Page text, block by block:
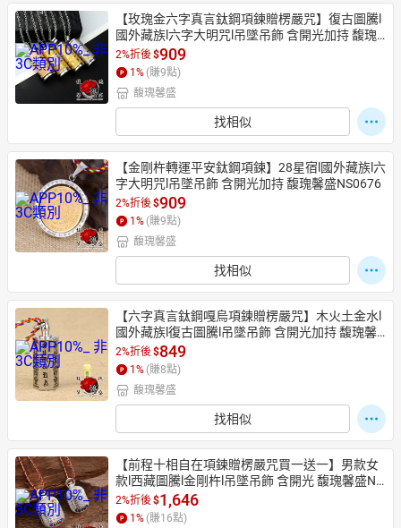
【玫瑰金六字真言鈦鋼項鍊贈楞嚴咒】復古圖騰l
國外藏族l六字大明咒l吊墜吊飾 含開光加持 馥瑰
馨盛NS0697
2%折後$909
1 % (賺9點)
馥瑰馨盛
找相似
【金剛杵轉運平安鈦鋼項鍊】28星宿l國外藏族l六
字大明咒l吊墜吊飾 含開光加持 馥瑰馨盛NS0676
2%折後$909
1 % (賺9點)
馥瑰馨盛
找相似
【六字真言鈦鋼嘎烏項鍊贈楞嚴咒】木火土金水l
國外藏族l復古圖騰l吊墜吊飾 含開光加持 馥瑰馨
盛NS0672
2%折後$849
1 % (賺8點)
馥瑰馨盛
找相似
【前程十相自在項鍊贈楞嚴咒買一送一】男款女
款l西藏圖騰l金剛杵l吊墜吊飾 含開光 馥瑰馨盛NS
0671-1
2%折後$1,646
1 % (賺16點)